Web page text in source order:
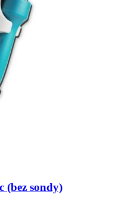
(bez sondy)